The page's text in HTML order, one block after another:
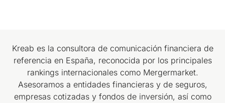
Kreab es la consultora de comunicación financiera de
referencia en España, reconocida por los principales
rankings internacionales como Mergermarket.
Asesoramos a entidades financieras y de seguros,
empresas cotizadas y fondos de inversión, así como